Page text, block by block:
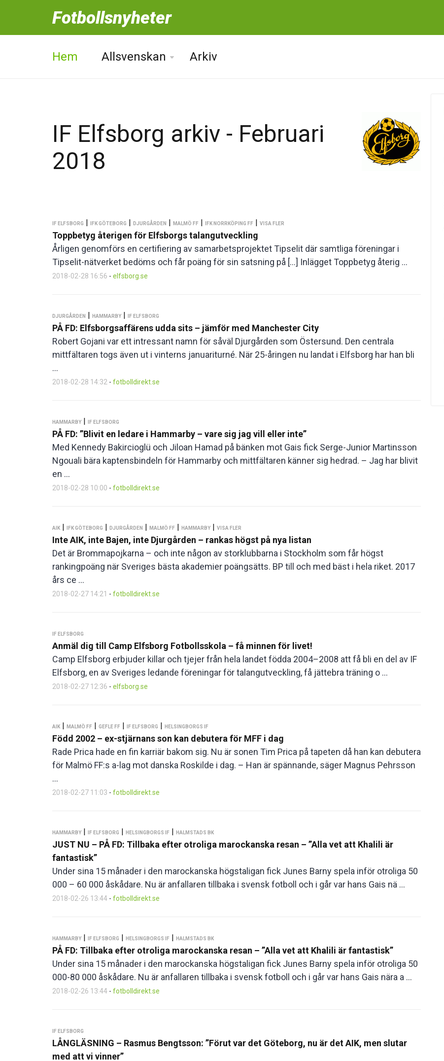
Fotbollsnyheter
Hem Allsvenskan Arkiv
IF Elfsborg arkiv - Februari
2018
IF ELFSBORG | IFK GÖTEBORG | DJURGÅRDEN | MALMÖ FF | IFK NORRKÖPING FF | VISA FLER
Toppbetyg återigen för Elfsborgs talangutveckling
Årligen genomförs en certifiering av samarbetsprojektet Tipselit där samtliga föreningar i
Tipselit-nätverket bedöms och får poäng för sin satsning på […] Inlägget Toppbetyg återig ...
2018-02-28 16:56 - elfsborg.se
DJURGÅRDEN | HAMMARBY | IF ELFSBORG
PÅ FD: Elfsborgsaffärens udda sits – jämför med Manchester City
Robert Gojani var ett intressant namn för såväl Djurgården som Östersund. Den centrala
mittfältaren togs även ut i vinterns januariturné. När 25-åringen nu landat i Elfsborg har han bli
...
2018-02-28 14:32 - fotbolldirekt.se
HAMMARBY | IF ELFSBORG
PÅ FD: ”Blivit en ledare i Hammarby – vare sig jag vill eller inte”
Med Kennedy Bakircioglü och Jiloan Hamad på bänken mot Gais fick Serge-Junior Martinsson
Ngouali bära kaptensbindeln för Hammarby och mittfältaren känner sig hedrad. – Jag har blivit
en ...
2018-02-28 10:00 - fotbolldirekt.se
AIK | IFK GÖTEBORG | DJURGÅRDEN | MALMÖ FF | HAMMARBY | VISA FLER
Inte AIK, inte Bajen, inte Djurgården – rankas högst på nya listan
Det är Brommapojkarna – och inte någon av storklubbarna i Stockholm som får högst
rankingpoäng när Sveriges bästa akademier poängsätts. BP till och med bäst i hela riket. 2017
års ce ...
2018-02-27 14:21 - fotbolldirekt.se
IF ELFSBORG
Anmäl dig till Camp Elfsborg Fotbollsskola – få minnen för livet!
Camp Elfsborg erbjuder killar och tjejer från hela landet födda 2004–2008 att få bli en del av IF
Elfsborg, en av Sveriges ledande föreningar för talangutveckling, få jättebra träning o ...
2018-02-27 12:36 - elfsborg.se
AIK | MALMÖ FF | GEFLE FF | IF ELFSBORG | HELSINGBORGS IF
Född 2002 – ex-stjärnans son kan debutera för MFF i dag
Rade Prica hade en fin karriär bakom sig. Nu är sonen Tim Prica på tapeten då han kan debutera
för Malmö FF:s a-lag mot danska Roskilde i dag. – Han är spännande, säger Magnus Pehrsson
...
2018-02-27 11:03 - fotbolldirekt.se
HAMMARBY | IF ELFSBORG | HELSINGBORGS IF | HALMSTADS BK
JUST NU – PÅ FD: Tillbaka efter otroliga marockanska resan – ”Alla vet att Khalili är
fantastisk”
Under sina 15 månader i den marockanska högstaligan fick Junes Barny spela inför otroliga 50
000 – 60 000 åskådare. Nu är anfallaren tillbaka i svensk fotboll och i går var hans Gais nä ...
2018-02-26 13:44 - fotbolldirekt.se
HAMMARBY | IF ELFSBORG | HELSINGBORGS IF | HALMSTADS BK
PÅ FD: Tillbaka efter otroliga marockanska resan – ”Alla vet att Khalili är fantastisk”
Under sina 15 månader i den marockanska högstaligan fick Junes Barny spela inför otroliga 50
000-80 000 åskådare. Nu är anfallaren tillbaka i svensk fotboll och i går var hans Gais nära a ...
2018-02-26 13:44 - fotbolldirekt.se
IF ELFSBORG
LÅNGLÄSNING – Rasmus Bengtsson: ”Förut var det Göteborg, nu är det AIK, men slutar
med att vi vinner”